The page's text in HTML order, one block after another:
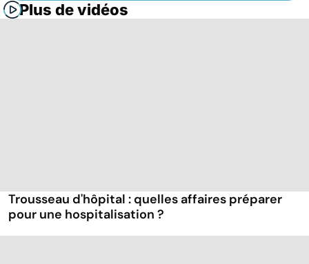
Plus de vidéos
Trousseau d'hôpital : quelles affaires préparer
pour une hospitalisation ?